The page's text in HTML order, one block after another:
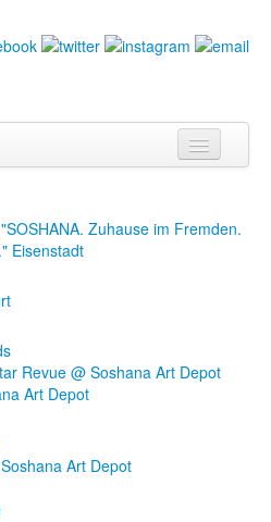
Ausstellungen
Zuhause im Fremden.
Eisenstadt
Revue @ Soshana Art Depot
Art Depot
Art Depot